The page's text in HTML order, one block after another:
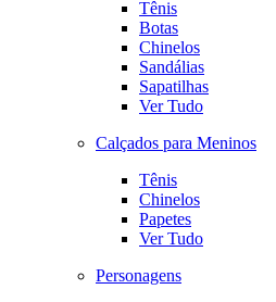
Tênis
Botas
Chinelos
Sandálias
Sapatilhas
Ver Tudo
Calçados para Meninos
Tênis
Chinelos
Papetes
Ver Tudo
Personagens